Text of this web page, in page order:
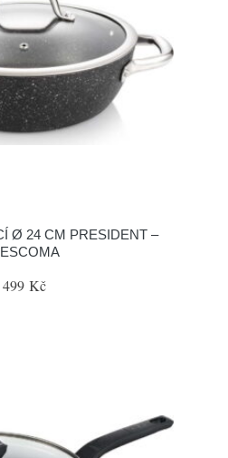
Ø 24 CM PRESIDENT –
499 Kč